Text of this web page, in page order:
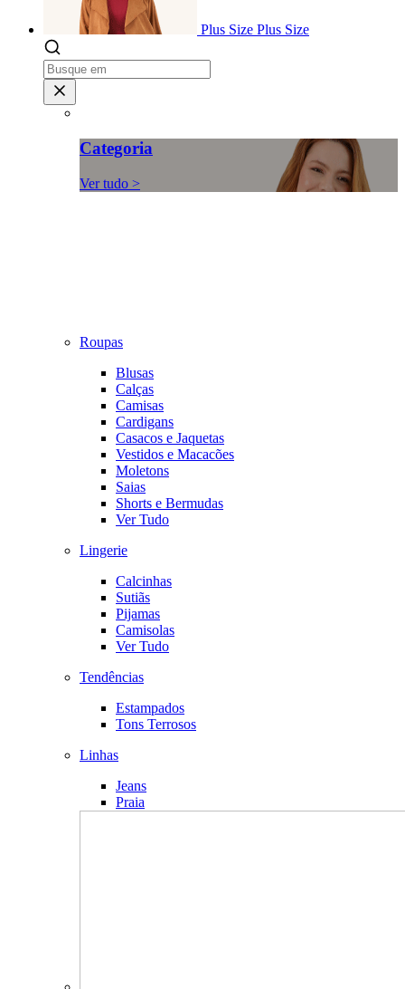
Plus Size Plus Size
Categoria
Ver tudo >
Roupas
Blusas
Calças
Camisas
Cardigans
Casacos e Jaquetas
Vestidos e Macacões
Moletons
Saias
Shorts e Bermudas
Ver Tudo
Lingerie
Calcinhas
Sutiãs
Pijamas
Camisolas
Ver Tudo
Tendências
Estampados
Tons Terrosos
Linhas
Jeans
Praia